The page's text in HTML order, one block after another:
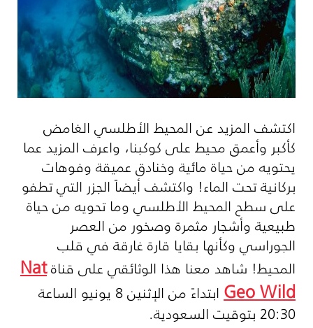
اكتشف المزيد عن المحيط الأطلسي الغامض
كأكبر وأعمق محيط على كوكبنا، واعرف المزيد عما
يحتويه من حياة مائية وخنادق عميقة وفوهات
بركانية تحت الماء! واكتشف أيضاً الجزر التي تطفو
على سطح المحيط الأطلسي وما تحويه من حياة
طبيعية وأشجار مثمرة وصخور من العصر
الجوراسي وكأنها بقايا قارة غارقة في قلب
المحيط! شاهد معنا هذا الوثائقي على قناةNat
Geo Wild ابتداءً من الإثنين 8 يونيو الساعة
20:30 بتوقيت السعودية.